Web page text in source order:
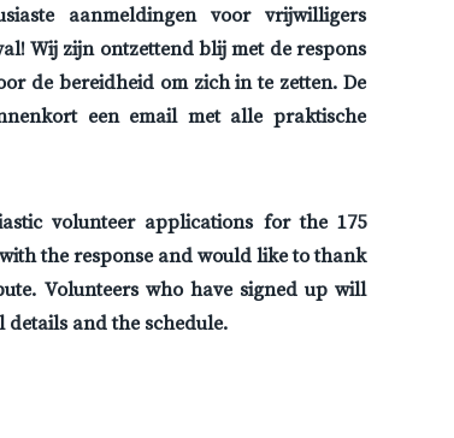
aanmeldingen voor vrijwilligers
Wij zijn ontzettend blij met de respons
de bereidheid om zich in te zetten. De
een email met alle praktische
volunteer applications for the 175
the response and would like to thank
Volunteers who have signed up will
and the schedule.